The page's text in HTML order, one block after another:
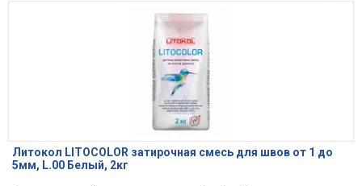
Литокол LITOCOLOR затирочная смесь для швов от 1 до
5мм, L.00 Белый, 2кг